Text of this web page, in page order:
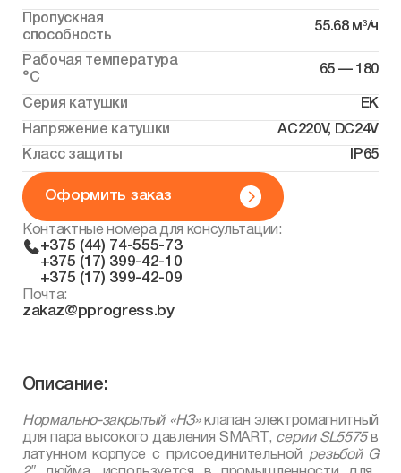
Пропускная
способность
55.68 м³/ч
Рабочая температура
°С
65 — 180
Серия катушки
EK
Напряжение катушки
AC220V, DC24V
Класс защиты
IP65
Оформить заказ
Контактные номера для консультации:
+375 (44) 74-555-73
+375 (17) 399-42-10
+375 (17) 399-42-09
Почта:
zakaz@pprogress.by
Описание:
Нормально-закрытый «НЗ»клапан электромагнитный
для пара высокого давления SMART, серии SL5575в
латунном корпусе с присоединительной резьбой G